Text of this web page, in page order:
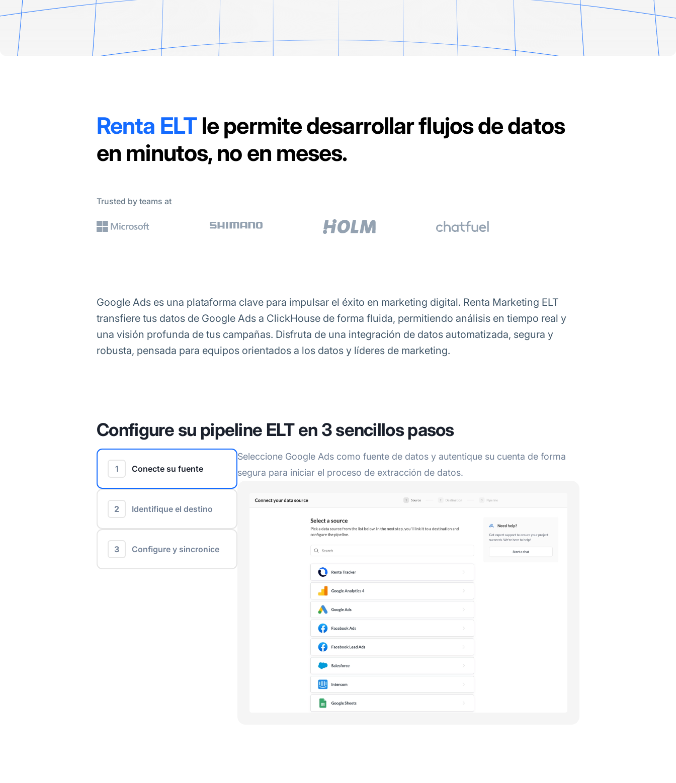
Renta ELTle permite desarrollar flujos de datos
en minutos, no en meses.
Trusted by teams at
Google Ads es una plataforma clave para impulsar el éxito en marketing digital. Renta Marketing ELT
transfiere tus datos de Google Ads a ClickHouse de forma fluida, permitiendo análisis en tiempo real y
una visión profunda de tus campañas. Disfruta de una integración de datos automatizada, segura y
robusta, pensada para equipos orientados a los datos y líderes de marketing.
Configure su pipeline ELT en 3 sencillos pasos
1 Conecte su fuente
2 Identifique el destino
3 Configure y sincronice
Seleccione Google Ads como fuente de datos y autentique su cuenta de forma
segura para iniciar el proceso de extracción de datos.